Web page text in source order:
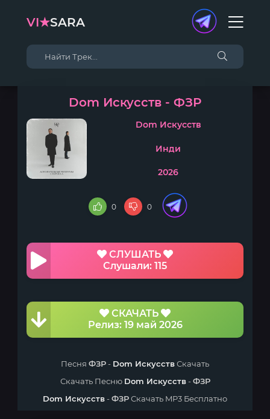
VI★SARA
Dom Искусств - ФЗР
Dom Искусств
Инди
2026
0 0
СЛУШАТЬ
Слушали: 115
СКАЧАТЬ
Релиз: 19 май 2026
Песня ФЗР- Dom ИскусствСкачать
Скачать Песню Dom Искусств-ФЗР
Dom Искусств-ФЗРСкачать MP3 Бесплатно